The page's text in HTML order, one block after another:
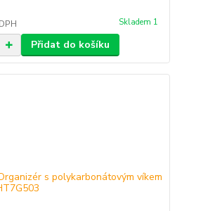
Skladem 1
Přidat do košíku